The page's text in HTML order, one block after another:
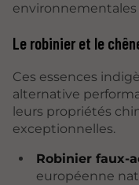
environnementales
Le robinier et le
Ces essences
alternative
leurs propriétés
exceptionnelles.
Robinier faux-
européenne